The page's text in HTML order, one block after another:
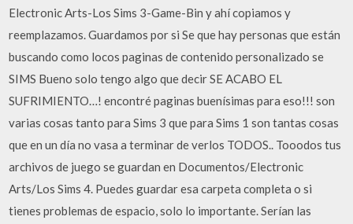
Electronic Arts-Los Sims 3-Game-Bin y ahí copiamos y
reemplazamos. Guardamos por si Se que hay personas que están
buscando como locos paginas de contenido personalizado se
SIMS Bueno solo tengo algo que decir SE ACABO EL
SUFRIMIENTO…! encontré paginas buenísimas para eso!!! son
varias cosas tanto para Sims 3 que para Sims 1 son tantas cosas
que en un día no vasa a terminar de verlos TODOS.. Tooodos tus
archivos de juego se guardan en Documentos/Electronic
Arts/Los Sims 4. Puedes guardar esa carpeta completa o si
tienes problemas de espacio, solo lo importante. Serían las